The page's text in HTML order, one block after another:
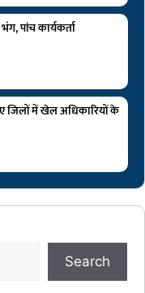
पांच कार्यकर्ता
जिलों में खेल अधिकारियों के
Search